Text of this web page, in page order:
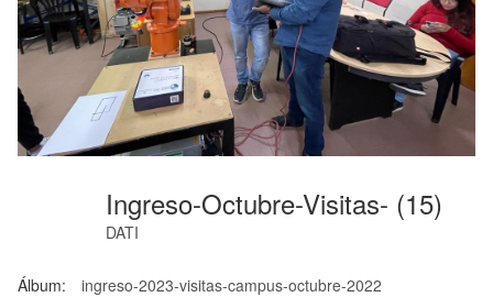
Ingreso-Octubre-Visitas- (15)
DATI
Álbum: ingreso-2023-visitas-campus-octubre-2022